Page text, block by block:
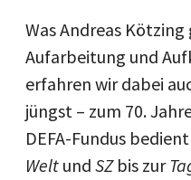
Was Andreas
Aufarbeitung und
erfahren wir dabei
jüngst – zum 70.
DEFA-Fundus
Welt und SZ bis zur